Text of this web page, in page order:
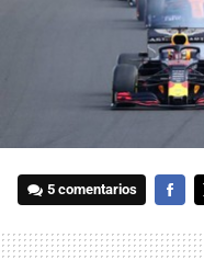
5 comentarios